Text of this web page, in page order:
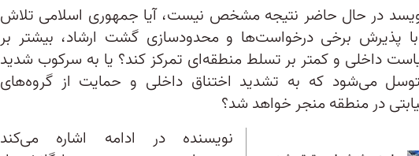
در حال حاضر نتیجه مشخص نیست، آیا جمهوری اسلامی تلاش
پذیرش برخی درخواست‌ها و محدودسازی گشت ارشاد، بیشتر بر
داخلی و کمتر بر تسلط منطقه‌ای تمرکز کند؟ یا به سرکوب شدید
می‌شود که به تشدید اختناق داخلی و حمایت از گروه‌های
در منطقه منجر خواهد شد؟
نویسنده در ادامه اشاره می‌کند